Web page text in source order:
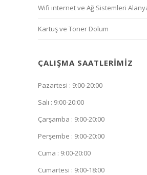
Wifi internet ve Ağ Sistemleri
Kartuş ve Toner Dolum
ÇALIŞMA SAATLERIMIZ
Pazartesi : 9:00-20:00
Salı : 9:00-20:00
Çarşamba : 9:00-20:00
Perşembe : 9:00-20:00
Cuma : 9:00-20:00
Cumartesi : 9:00-18:00